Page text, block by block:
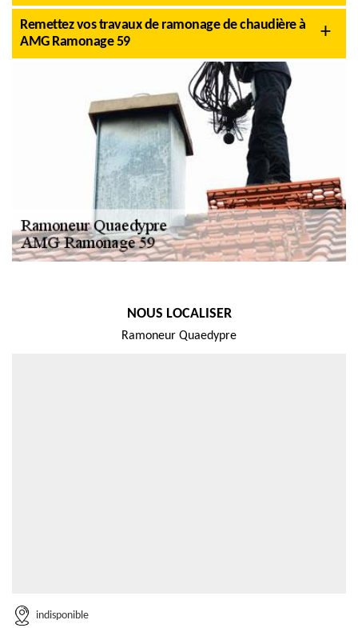
Remettez vos travaux de ramonage de chaudière à
AMG Ramonage 59
NOUS LOCALISER
Ramoneur Quaedypre
indisponible